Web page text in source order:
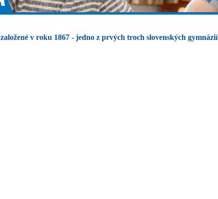
založené v roku 1867 - jedno z prvých troch slovenských gymnázií